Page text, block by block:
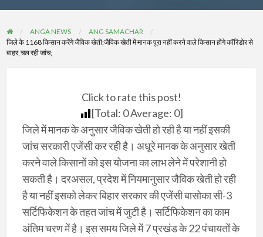
ANGA NEWS
ANG SAMACHAR
जिले के 1168 किसान करेंगे जैविक खेती:जैविक खेती में मानक पूरा नहीं करने वाले किसान होंगे कॉरिडोर से
बाहर, चल रही जांच;
Click to rate this post!
[Total: 0Average: 0]
जिले में मानक के अनुसार जैविक खेती हो रही है या नहीं इसकी
जांच सरकारी एजेंसी कर रही है। अधूरे मानक के अनुसार खेती
करने वाले किसानों को इस योजना का लाभ लेने में परेशानी हो
सकती है। दरअसल, प्रदेश में नियमानुसार जैविक खेती हो रही
है या नहीं इसको लेकर बिहार सरकार की एजेंसी बासोका सी-3
सर्टिफिकेशन‎ के तहत जांच में जुटी है। सर्टिफिकेशन का काम
अंतिम‎ चरण में है। इस समय जिले में 7 प्रखंड के 22 पंचायतों के